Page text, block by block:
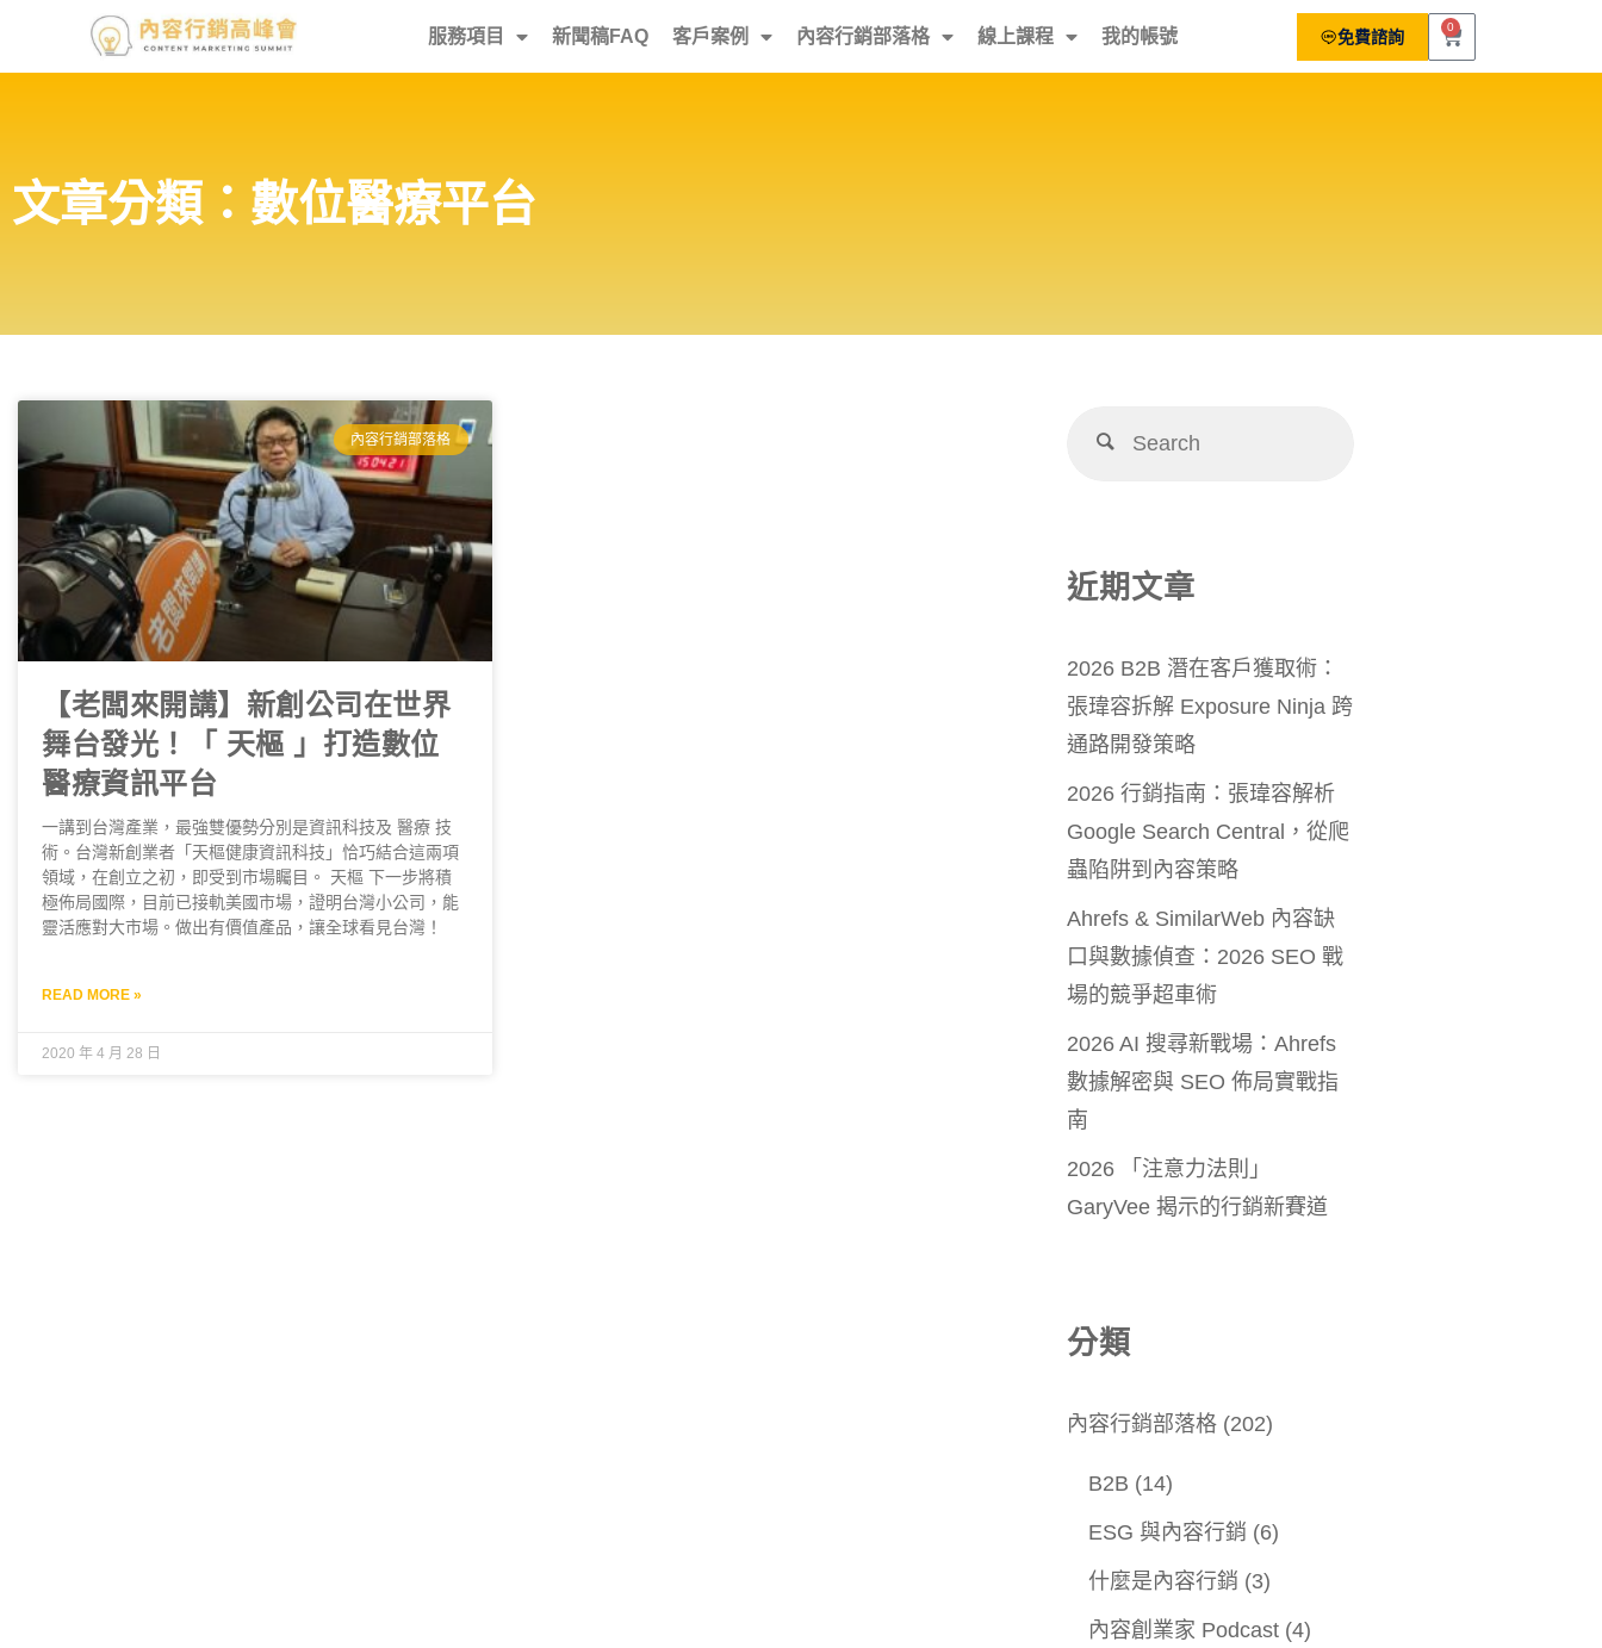
服務項目 新聞稿FAQ 客戶案例 內容行銷部落格 線上課程 我的帳號 免費諮詢
0
文章分類：數位醫療平台
內容行銷部落格
【老闆來開講】新創公司在世界
舞台發光！「 天樞 」打造數位
醫療資訊平台
一講到台灣產業，最強雙優勢分別是資訊科技及 醫療 技
術。台灣新創業者「天樞健康資訊科技」恰巧結合這兩項
領域，在創立之初，即受到市場矚目。 天樞 下一步將積
極佈局國際，目前已接軌美國市場，證明台灣小公司，能
靈活應對大市場。做出有價值產品，讓全球看見台灣！
READ MORE »
2020 年 4 月 28 日
近期文章
2026 B2B 潛在客戶獲取術：
張瑋容拆解 Exposure Ninja 跨
通路開發策略
2026 行銷指南：張瑋容解析
Google Search Central，從爬
蟲陷阱到內容策略
Ahrefs & SimilarWeb 內容缺
口與數據偵查：2026 SEO 戰
場的競爭超車術
2026 AI 搜尋新戰場：Ahrefs
數據解密與 SEO 佈局實戰指
南
2026 「注意力法則」
GaryVee 揭示的行銷新賽道
分類
內容行銷部落格 (202)
B2B (14)
ESG 與內容行銷 (6)
什麼是內容行銷 (3)
內容創業家 Podcast (4)